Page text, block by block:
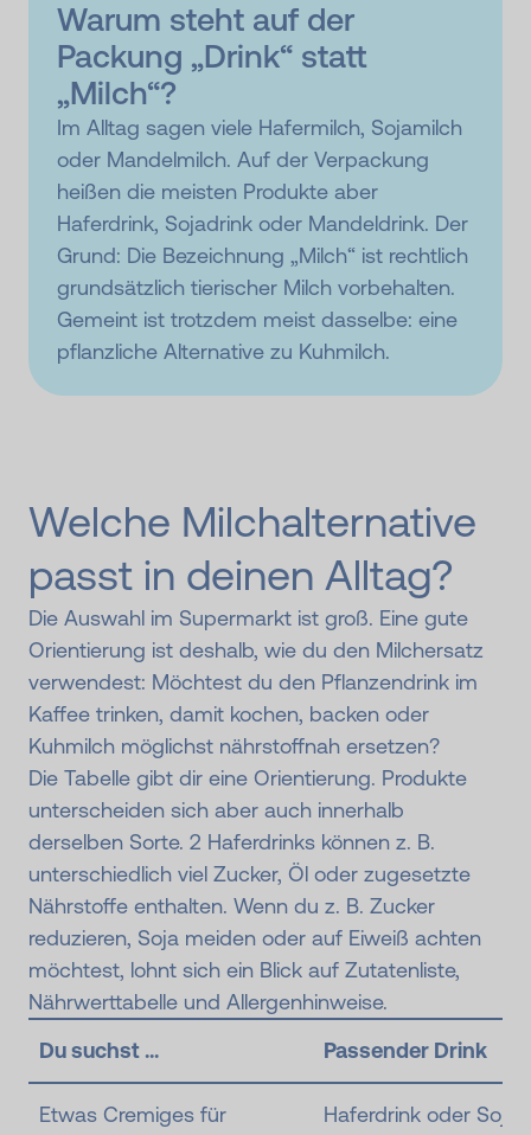
Warum steht auf der
Packung „Drink“ statt
„Milch“?
Im Alltag sagen viele Hafermilch, Sojamilch
oder Mandelmilch. Auf der Verpackung
heißen die meisten Produkte aber
Haferdrink, Sojadrink oder Mandeldrink. Der
Grund: Die Bezeichnung „Milch“ ist rechtlich
grundsätzlich tierischer Milch vorbehalten.
Gemeint ist trotzdem meist dasselbe: eine
pflanzliche Alternative zu Kuhmilch.
Welche Milchalternative
passt in deinen Alltag?
Die Auswahl im Supermarkt ist groß. Eine gute
Orientierung ist deshalb, wie du den Milchersatz
verwendest: Möchtest du den Pflanzendrink im
Kaffee trinken, damit kochen, backen oder
Kuhmilch möglichst nährstoffnah ersetzen?
Die Tabelle gibt dir eine Orientierung. Produkte
unterscheiden sich aber auch innerhalb
derselben Sorte. 2 Haferdrinks können z. B.
unterschiedlich viel Zucker, Öl oder zugesetzte
Nährstoffe enthalten. Wenn du z. B. Zucker
reduzieren, Soja meiden oder auf Eiweiß achten
möchtest, lohnt sich ein Blick auf Zutatenliste,
Nährwerttabelle und Allergenhinweise.
Du suchst ...
Passender Drink
Etwas Cremiges für
Haferdrink oder